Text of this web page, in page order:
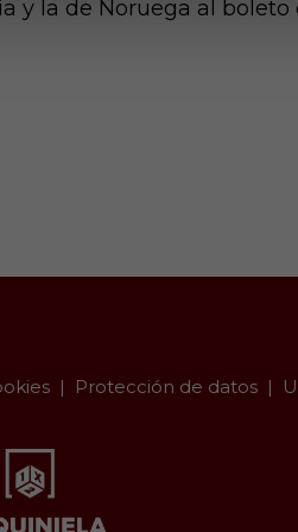
y la de Noruega al
Protección de datos